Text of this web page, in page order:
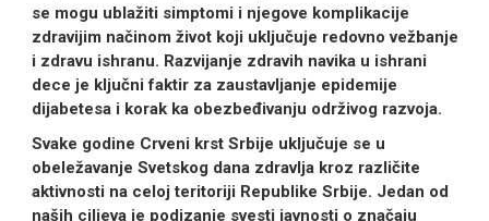
se mogu ublažiti simptomi i njegove komplikacije
zdravijim načinom život koji uključuje redovno vežbanje
i zdravu ishranu. Razvijanje zdravih navika u ishrani
dece je ključni faktir za zaustavljanje epidemije
dijabetesa i korak ka obezbeđivanju održivog razvoja.
Svake godine Crveni krst Srbije uključuje se u
obeležavanje Svetskog dana zdravlja kroz različite
aktivnosti na celoj teritoriji Republike Srbije. Jedan od
naših ciljeva je podizanje svesti javnosti o značaju